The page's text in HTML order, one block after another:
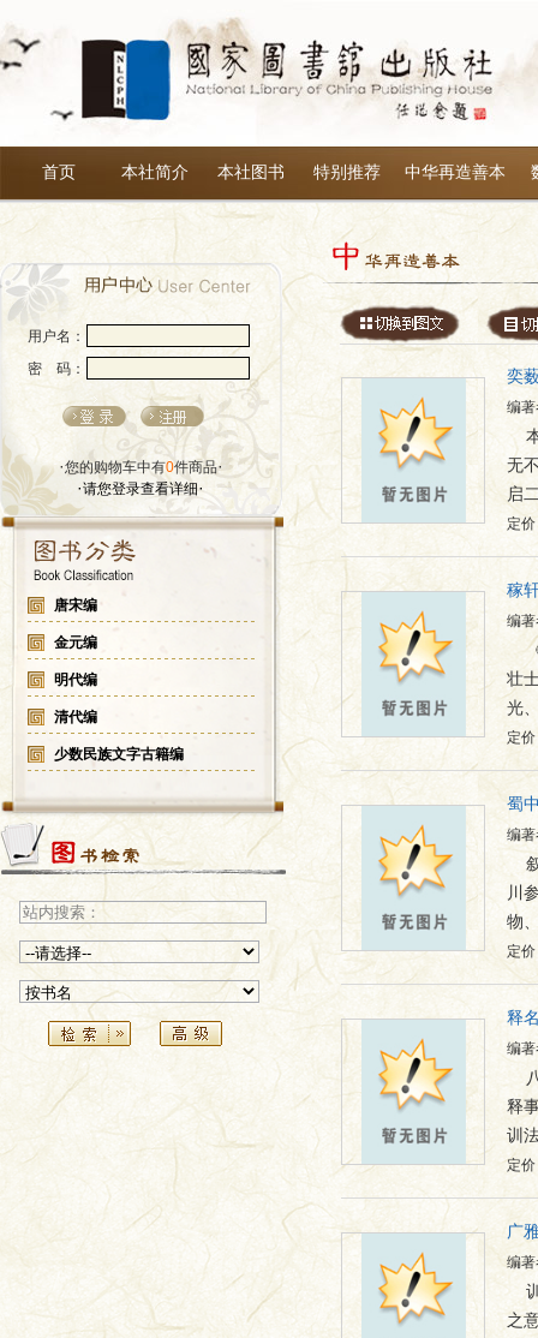
首页 本社简介 本社图书 特别推荐 中华再造善本
用户名：
密 码：
·您的购物车中有0件商品·
·请您登录查看详细·
唐宋编
金元编
明代编
清代编
少数民族文字古籍编
奕
编
无
启
定
稼
编
壮
光
定
蜀
编
川
物
定
释
编
释
训
定
广
编
之